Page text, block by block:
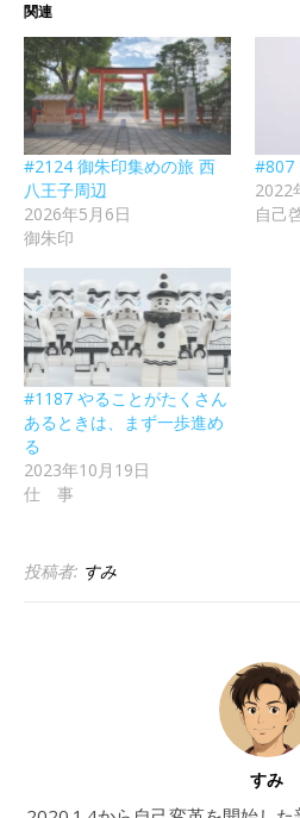
関連
#2124 御朱印集めの旅 西
八王子周辺
2026年5月6日
御朱印
#807
2022
自己
#1187 やることがたくさん
あるときは、まず一歩進め
る
2023年10月19日
仕 事
投稿者: すみ
すみ